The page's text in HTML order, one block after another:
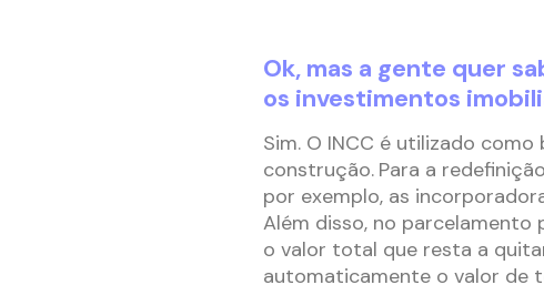
Ok, mas a gente quer
os investimentos
Sim. O INCC é utilizado como
construção. Para a
por exemplo, as
Além disso, no parcelamento
o valor total que resta a
automaticamente o valor de